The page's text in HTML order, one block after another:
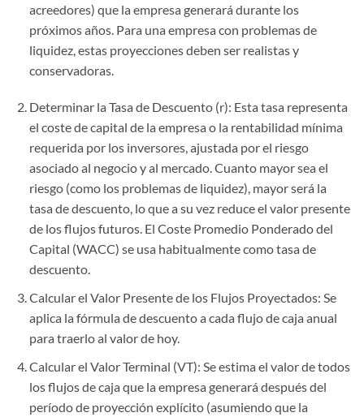
acreedores) que la empresa generará durante los
próximos años. Para una empresa con problemas de
liquidez, estas proyecciones deben ser realistas y
conservadoras.
Determinar la Tasa de Descuento (r): Esta tasa representa
el coste de capital de la empresa o la rentabilidad mínima
requerida por los inversores, ajustada por el riesgo
asociado al negocio y al mercado. Cuanto mayor sea el
riesgo (como los problemas de liquidez), mayor será la
tasa de descuento, lo que a su vez reduce el valor presente
de los flujos futuros. El Coste Promedio Ponderado del
Capital (WACC) se usa habitualmente como tasa de
descuento.
Calcular el Valor Presente de los Flujos Proyectados: Se
aplica la fórmula de descuento a cada flujo de caja anual
para traerlo al valor de hoy.
Calcular el Valor Terminal (VT): Se estima el valor de todos
los flujos de caja que la empresa generará después del
período de proyección explícito (asumiendo que la